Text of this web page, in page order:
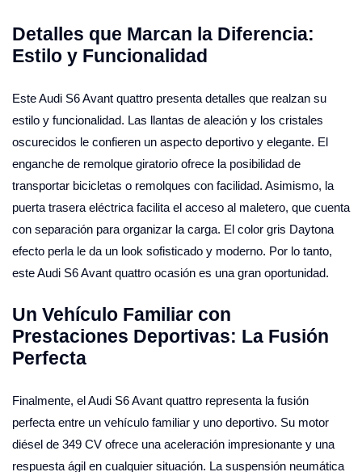
Detalles que Marcan la Diferencia:
Estilo y Funcionalidad
Este Audi S6 Avant quattro presenta detalles que realzan su
estilo y funcionalidad. Las llantas de aleación y los cristales
oscurecidos le confieren un aspecto deportivo y elegante. El
enganche de remolque giratorio ofrece la posibilidad de
transportar bicicletas o remolques con facilidad. Asimismo, la
puerta trasera eléctrica facilita el acceso al maletero, que cuenta
con separación para organizar la carga. El color gris Daytona
efecto perla le da un look sofisticado y moderno. Por lo tanto,
este Audi S6 Avant quattro ocasión es una gran oportunidad.
Un Vehículo Familiar con
Prestaciones Deportivas: La Fusión
Perfecta
Finalmente, el Audi S6 Avant quattro representa la fusión
perfecta entre un vehículo familiar y uno deportivo. Su motor
diésel de 349 CV ofrece una aceleración impresionante y una
respuesta ágil en cualquier situación. La suspensión neumática